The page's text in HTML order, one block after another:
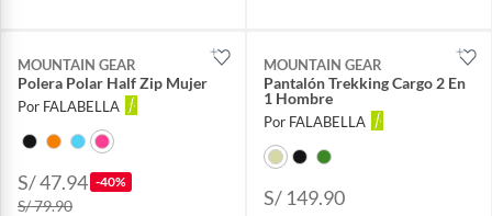
MOUNTAIN GEAR
Polera Polar Half Zip Mujer
Por FALABELLA
S/ 47.94 -40%
S/ 79.90
MOUNTAIN GEAR
Pantalón Trekking Cargo 2 En
1 Hombre
Por FALABELLA
S/ 149.90